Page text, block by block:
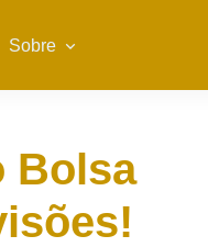
Sobre
Bolsa